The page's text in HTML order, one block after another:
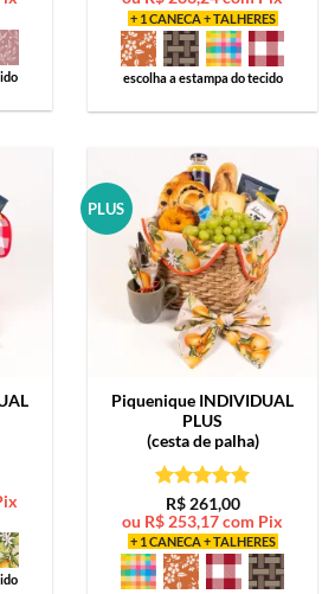
+ 1 CANECA + TALHERES
escolha a estampa do tecido
PLUS
Piquenique INDIVIDUAL
PLUS
(cesta de palha)
Avaliação5
de 5
R$261,00
ou R$ 253,17com Pix
+ 1 CANECA + TALHERES